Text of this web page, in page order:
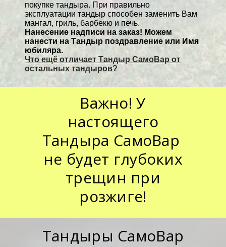
покупке тандыра. При правильно
эксплуатации тандыр способен заменить Вам
мангал, гриль, барбекю и печь.
Нанесение надписи на заказ! Можем
нанести на Тандыр поздравление или Имя
юбиляра.
Что ещё отличает Тандыр СамоВар от
остальных тандыров?
Важно! У
настоящего
Тандыра СамоВар
не будет глубоких
трещин при
розжиге!
Тандыры СамоВар